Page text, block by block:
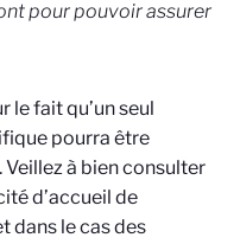
pour pouvoir assurer
fait qu’un seul
pourra être
à bien consulter
d’accueil de
dans le cas des